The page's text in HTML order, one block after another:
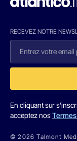
RECEVEZ NOTRE
En cliquant sur
acceptez nos
© 2026 Talmont